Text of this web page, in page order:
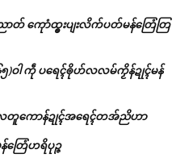
တ် ကေုာံထ္ၜးပျးလိက်ပတ်မန်တြေံတြ
၅)ဝါ ကဵု ပရေၚ်ၜိုဟ်လလမ်ကၟိန်ဍုၚ်မန်
တူကောန်ဍုၚ်အရေၚ်တအ်ညိဟာ
ြေံဟရိပုဉ္ဇ